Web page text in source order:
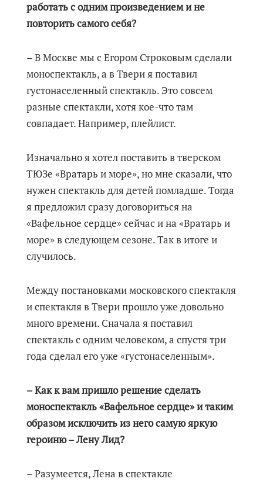
работать с одним произведением и не
повторить самого себя?
– В Москве мы с Егором Строковым сделали
моноспектакль, а в Твери я поставил
густонаселенный спектакль. Это совсем
разные спектакли, хотя кое-что там
совпадает. Например, плейлист.
Изначально я хотел поставить в тверском
ТЮЗе «Вратарь и море», но мне сказали, что
нужен спектакль для детей помладше. Тогда
я предложил сразу договориться на
«Вафельное сердце» сейчас и на «Вратарь и
море» в следующем сезоне. Так в итоге и
случилось.
Между постановками московского спектакля
и спектакля в Твери прошло уже довольно
много времени. Сначала я поставил
спектакль с одним человеком, а спустя три
года сделал его уже «густонаселенным».
– Как к вам пришло решение сделать
моноспектакль «Вафельное сердце» и таким
образом исключить из него самую яркую
героиню – Лену Лид?
– Разумеется, Лена в спектакле